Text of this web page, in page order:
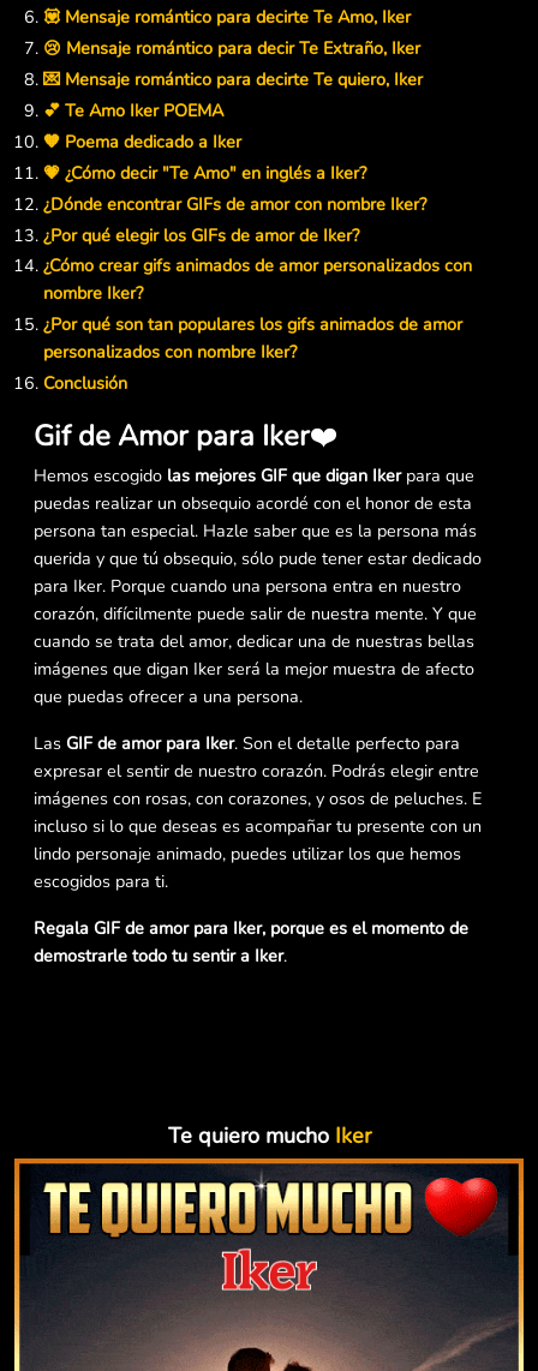
💟 Mensaje romántico para decirte Te Amo, Iker
😢 Mensaje romántico para decir Te Extraño, Iker
💌 Mensaje romántico para decirte Te quiero, Iker
💕 Te Amo Iker POEMA
🧡 Poema dedicado a Iker
💗 ¿Cómo decir "Te Amo" en inglés a Iker?
¿Dónde encontrar GIFs de amor con nombre Iker?
¿Por qué elegir los GIFs de amor de Iker?
¿Cómo crear gifs animados de amor personalizados con
nombre Iker?
¿Por qué son tan populares los gifs animados de amor
personalizados con nombre Iker?
Conclusión
Gif de Amor para Iker❤️
Hemos escogido las mejores GIF que digan Ikerpara que
puedas realizar un obsequio acordé con el honor de esta
persona tan especial. Hazle saber que es la persona más
querida y que tú obsequio, sólo pude tener estar dedicado
para Iker. Porque cuando una persona entra en nuestro
corazón, difícilmente puede salir de nuestra mente. Y que
cuando se trata del amor, dedicar una de nuestras bellas
imágenes que digan Iker será la mejor muestra de afecto
que puedas ofrecer a una persona.
Las GIF de amor para Iker. Son el detalle perfecto para
expresar el sentir de nuestro corazón. Podrás elegir entre
imágenes con rosas, con corazones, y osos de peluches. E
incluso si lo que deseas es acompañar tu presente con un
lindo personaje animado, puedes utilizar los que hemos
escogidos para ti.
Regala GIF de amor para Iker, porque es el momento de
demostrarle todo tu sentir a Iker.
Te quiero mucho Iker